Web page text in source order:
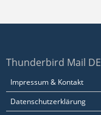
Thunderbird Mail DE
Impressum & Kontakt
Datenschutzerklärung